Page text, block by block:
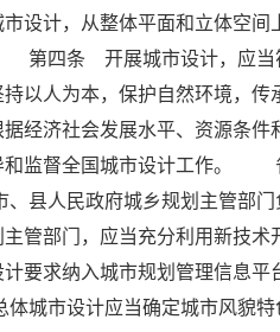
设计，从整体平面和立体空
四条 开展城市设计，应当
以人为本，保护自然环境，
据经济社会发展水平、资源
和监督全国城市设计工作。
县人民政府城乡规划主管部
管部门，应当充分利用新技术
计要求纳入城市规划管理信
市设计应当确定城市风貌特